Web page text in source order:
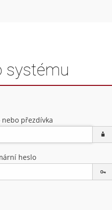
systému
nebo přezdívka
heslo